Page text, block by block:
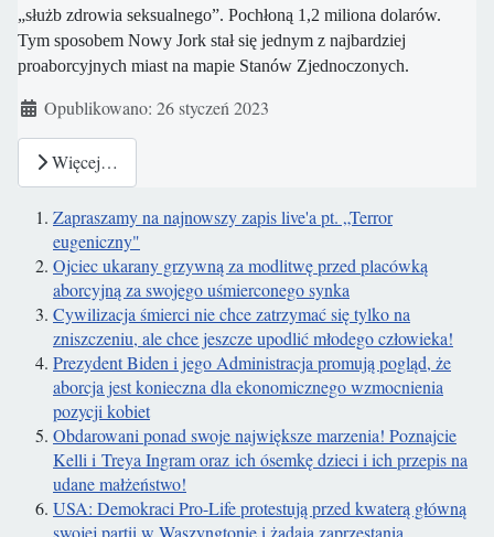
„służb zdrowia seksualnego”. Pochłoną 1,2 miliona dolarów.
Tym sposobem Nowy Jork stał się jednym z najbardziej
proaborcyjnych miast na mapie Stanów Zjednoczonych.
Szczegóły
Opublikowano: 26 styczeń 2023
Więcej…
Zapraszamy na najnowszy zapis live'a pt. „Terror
eugeniczny"
Ojciec ukarany grzywną za modlitwę przed placówką
aborcyjną za swojego uśmierconego synka
Cywilizacja śmierci nie chce zatrzymać się tylko na
zniszczeniu, ale chce jeszcze upodlić młodego człowieka!
Prezydent Biden i jego Administracja promują pogląd, że
aborcja jest konieczna dla ekonomicznego wzmocnienia
pozycji kobiet
Obdarowani ponad swoje największe marzenia! Poznajcie
Kelli i Treya Ingram oraz ich ósemkę dzieci i ich przepis na
udane małżeństwo!
USA: Demokraci Pro-Life protestują przed kwaterą główną
swojej partii w Waszyngtonie i żądają zaprzestania